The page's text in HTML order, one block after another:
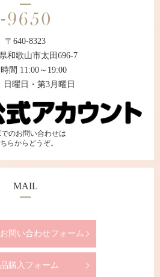
〒640-8323
和歌山市太田696-7
間 11:00～19:00
日曜日・第3月曜日
のお問い合わせは
らからどうぞ。
MAIL
問い合わせフォーム
購入フォーム